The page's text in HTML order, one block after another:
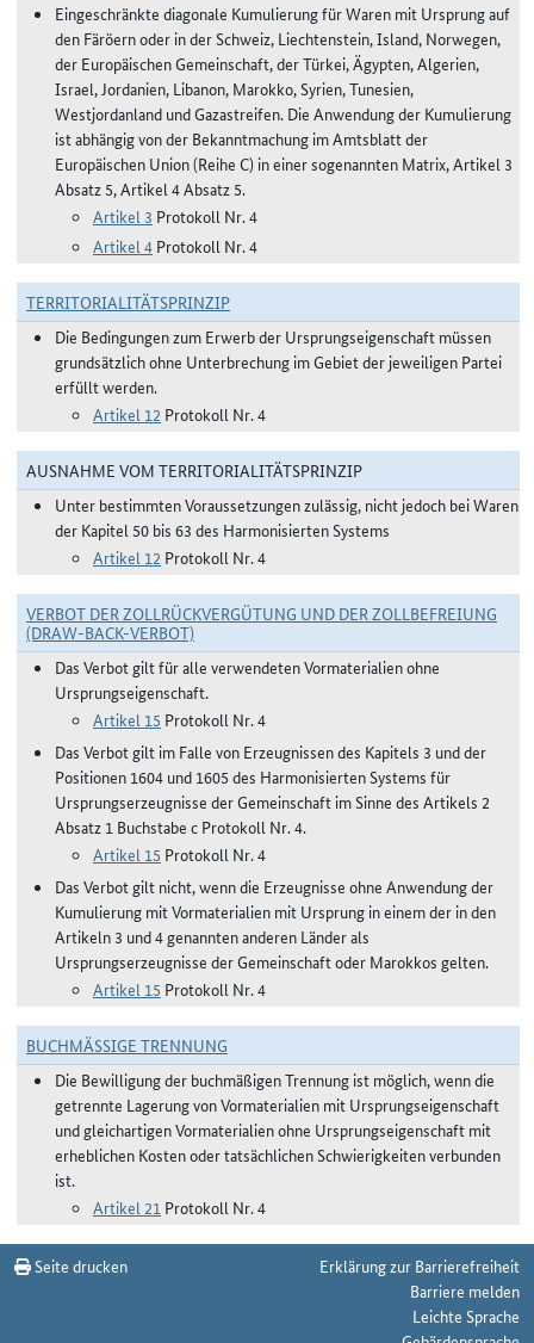
Eingeschränkte diagonale Kumulierung für Waren mit Ursprung auf
den Färöern oder in der Schweiz, Liechtenstein, Island, Norwegen,
der Europäischen Gemeinschaft, der Türkei, Ägypten, Algerien,
Israel, Jordanien, Libanon, Marokko, Syrien, Tunesien,
Westjordanland und Gazastreifen. Die Anwendung der Kumulierung
ist abhängig von der Bekanntmachung im Amtsblatt der
Europäischen Union (Reihe C) in einer sogenannten Matrix, Artikel 3
Absatz 5, Artikel 4 Absatz 5.
Artikel 3 Protokoll Nr. 4
Artikel 4 Protokoll Nr. 4
TERRITORIALITÄTSPRINZIP
Die Bedingungen zum Erwerb der Ursprungseigenschaft müssen
grundsätzlich ohne Unterbrechung im Gebiet der jeweiligen Partei
erfüllt werden.
Artikel 12 Protokoll Nr. 4
AUSNAHME VOM TERRITORIALITÄTSPRINZIP
Unter bestimmten Voraussetzungen zulässig, nicht jedoch bei Waren
der Kapitel 50 bis 63 des Harmonisierten Systems
Artikel 12 Protokoll Nr. 4
VERBOT DER ZOLLRÜCKVERGÜTUNG UND DER ZOLLBEFREIUNG
(DRAW-BACK-VERBOT)
Das Verbot gilt für alle verwendeten Vormaterialien ohne
Ursprungseigenschaft.
Artikel 15 Protokoll Nr. 4
Das Verbot gilt im Falle von Erzeugnissen des Kapitels 3 und der
Positionen 1604 und 1605 des Harmonisierten Systems für
Ursprungserzeugnisse der Gemeinschaft im Sinne des Artikels 2
Absatz 1 Buchstabe c Protokoll Nr. 4.
Artikel 15 Protokoll Nr. 4
Das Verbot gilt nicht, wenn die Erzeugnisse ohne Anwendung der
Kumulierung mit Vormaterialien mit Ursprung in einem der in den
Artikeln 3 und 4 genannten anderen Länder als
Ursprungserzeugnisse der Gemeinschaft oder Marokkos gelten.
Artikel 15 Protokoll Nr. 4
BUCHMÄSSIGE TRENNUNG
Die Bewilligung der buchmäßigen Trennung ist möglich, wenn die
getrennte Lagerung von Vormaterialien mit Ursprungseigenschaft
und gleichartigen Vormaterialien ohne Ursprungseigenschaft mit
erheblichen Kosten oder tatsächlichen Schwierigkeiten verbunden
ist.
Artikel 21 Protokoll Nr. 4
Seite drucken
Erklärung zur Barrierefreiheit
Barriere melden
Leichte Sprache